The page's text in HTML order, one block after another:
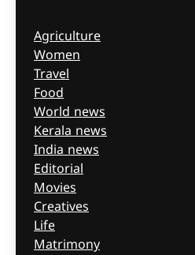
Agriculture
Women
Travel
Food
World news
Kerala news
India news
Editorial
Movies
Creatives
Life
Matrimony